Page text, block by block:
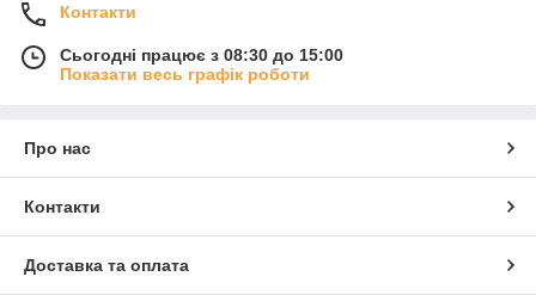
Контакти
Сьогодні працює з 08:30 до 15:00
Показати весь графік роботи
Про нас
Контакти
Доставка та оплата